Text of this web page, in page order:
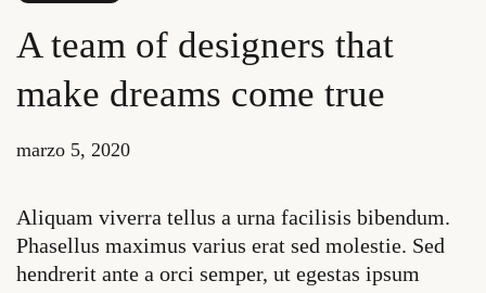
A team of designers that
make dreams come true
marzo 5, 2020
Aliquam viverra tellus a urna facilisis bibendum.
Phasellus maximus varius erat sed molestie. Sed
hendrerit ante a orci semper, ut egestas ipsum